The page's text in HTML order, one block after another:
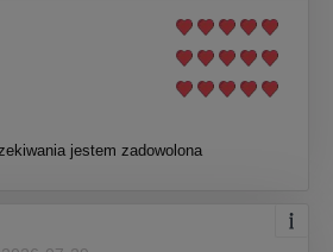
jestem zadowolona